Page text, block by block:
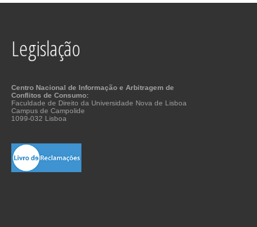
Legislação
Centro Nacional de Informação e Arbitragem de
Conflitos de Consumo:
Faculdade de Direito da Universidade Nova de Lisboa
Campus de Campolide
1099-032 Lisboa